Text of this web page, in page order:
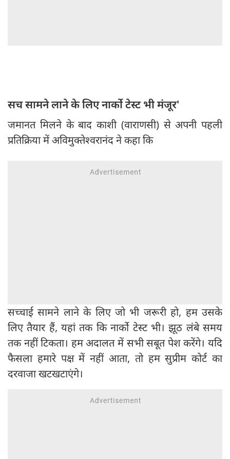
सच सामने लाने के लिए नार्को टेस्ट भी मंजूर'
जमानत मिलने के बाद काशी (वाराणसी) से अपनी पहली
प्रतिक्रिया में अविमुक्तेश्वरानंद ने कहा कि
सच्चाई सामने लाने के लिए जो भी जरूरी हो, हम उसके
लिए तैयार हैं, यहां तक कि नार्को टेस्ट भी। झूठ लंबे समय
तक नहीं टिकता। हम अदालत में सभी सबूत पेश करेंगे। यदि
फैसला हमारे पक्ष में नहीं आता, तो हम सुप्रीम कोर्ट का
दरवाजा खटखटाएंगे।